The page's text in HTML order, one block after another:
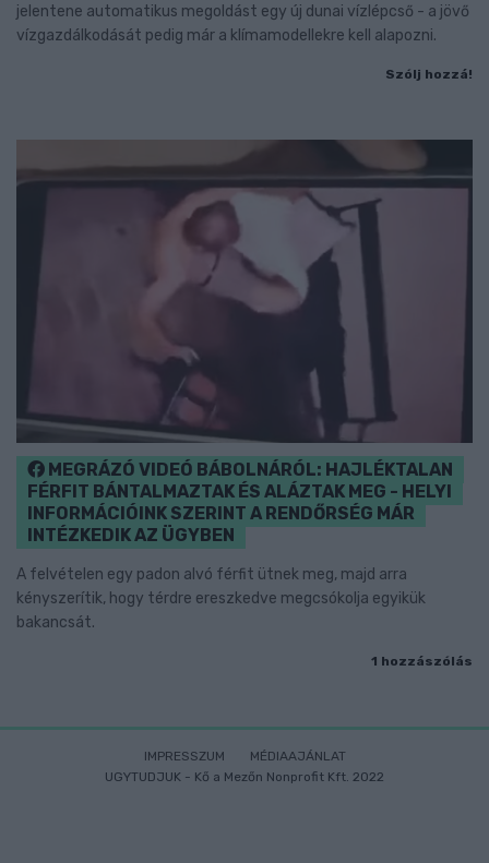
jelentene automatikus megoldást egy új dunai vízlépcső - a jövő
vízgazdálkodását pedig már a klímamodellekre kell alapozni.
Szólj hozzá!
MEGRÁZÓ VIDEÓ BÁBOLNÁRÓL: HAJLÉKTALAN
FÉRFIT BÁNTALMAZTAK ÉS ALÁZTAK MEG - HELYI
INFORMÁCIÓINK SZERINT A RENDŐRSÉG MÁR
INTÉZKEDIK AZ ÜGYBEN
A felvételen egy padon alvó férfit ütnek meg, majd arra
kényszerítik, hogy térdre ereszkedve megcsókolja egyikük
bakancsát.
1 hozzászólás
IMPRESSZUM
MÉDIAAJÁNLAT
UGYTUDJUK - Kő a Mezőn Nonprofit Kft. 2022